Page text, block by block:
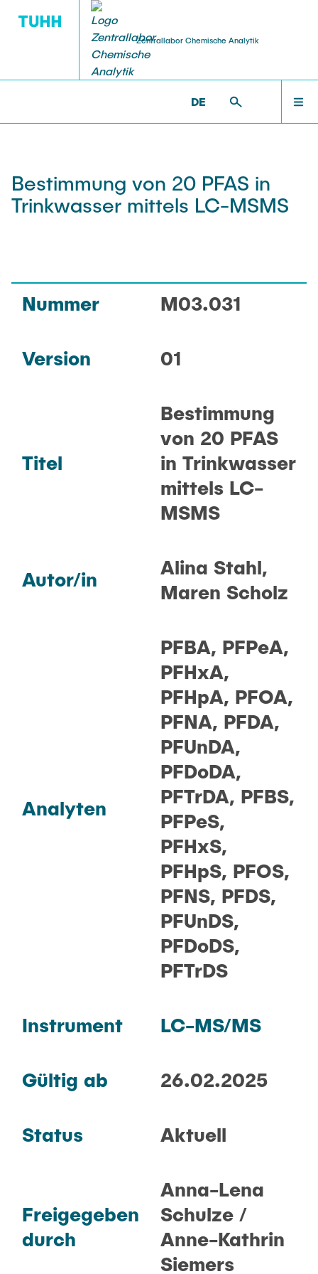
Zentrallabor Chemische Analytik
DE
SERVICE
Chemikalienausgabe
Bestimmung von 20 PFAS in
Trinkwasser mittels LC-MSMS
Nummer M03.031
Version 01
Titel
Bestimmung
von 20 PFAS
in Trinkwasser
mittels LC-
MSMS
Autor/in
Alina Stahl,
Maren Scholz
Analyten
PFBA, PFPeA,
PFHxA,
PFHpA, PFOA,
PFNA, PFDA,
PFUnDA,
PFDoDA,
PFTrDA, PFBS,
PFPeS,
PFHxS,
PFHpS, PFOS,
PFNS, PFDS,
PFUnDS,
PFDoDS,
PFTrDS
Instrument LC-MS/MS
Gültig ab 26.02.2025
Status Aktuell
Freigegeben
durch
Anna-Lena
Schulze /
Anne-Kathrin
Siemers